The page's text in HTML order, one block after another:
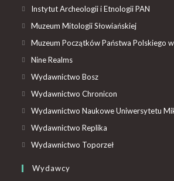
Instytut Archeologii i Etnologii PAN
Muzeum Mitologii Słowiańskiej
Muzeum Początków Państwa Polskiego
Nine Realms
Wydawnictwo Bosz
Wydawnictwo Chronicon
Wydawnictwo Naukowe Uniwersytetu
Wydawnictwo Replika
Wydawnictwo Toporzeł
Wydawcy